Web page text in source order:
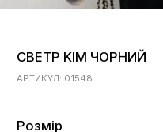
СВЕТР KIM ЧОРНИЙ
АРТИКУЛ: 01548
Розмір